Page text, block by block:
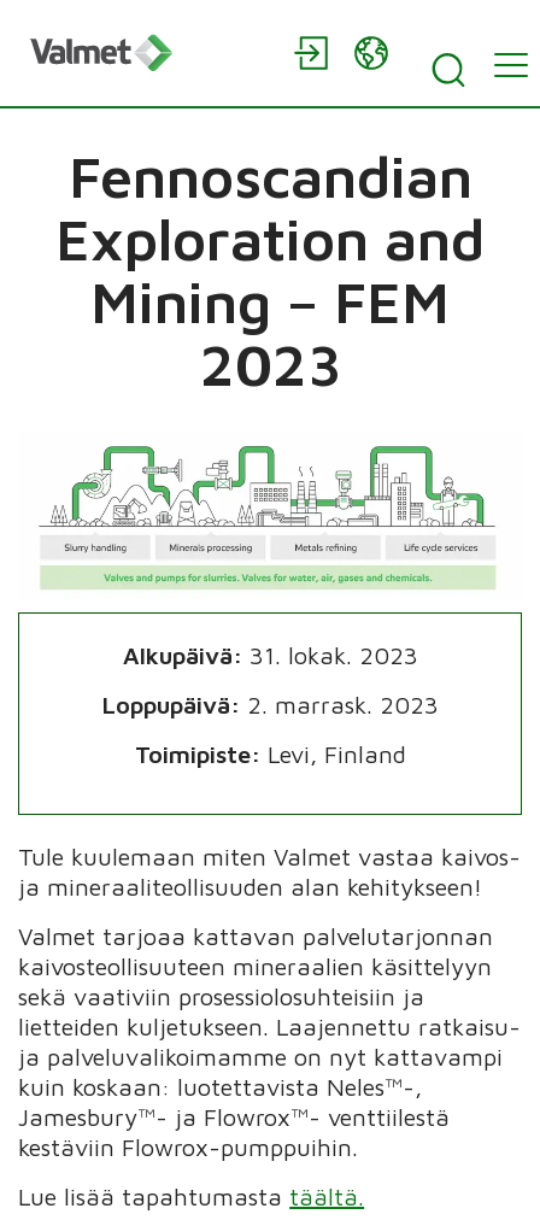
Fennoscandian
Exploration and
Mining – FEM
2023
Alkupäivä: 31. lokak. 2023
Loppupäivä: 2. marrask. 2023
Toimipiste: Levi, Finland
Tule kuulemaan miten Valmet vastaa kaivos-
ja mineraaliteollisuuden alan kehitykseen!
Valmet tarjoaa kattavan palvelutarjonnan
kaivosteollisuuteen mineraalien käsittelyyn
sekä vaativiin prosessiolosuhteisiin ja
lietteiden kuljetukseen. Laajennettu ratkaisu-
ja palveluvalikoimamme on nyt kattavampi
kuin koskaan: luotettavista Neles™-,
Jamesbury™- ja Flowrox™- venttiilestä
kestäviin Flowrox-pumppuihin.
Lue lisää tapahtumasta täältä.